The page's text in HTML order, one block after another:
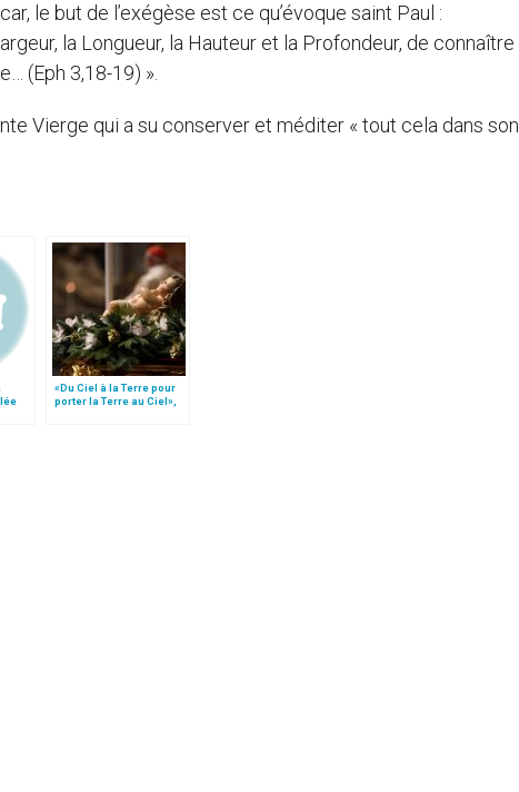
car, le but de l’exégèse est ce qu’évoque saint Paul :
la Longueur, la Hauteur et la Profondeur, de connaître
(Eph 3,18-19) ».
Vierge qui a su conserver et méditer « tout cela dans son
«Du Ciel à la Terre pour
porter la Terre au Ciel»,